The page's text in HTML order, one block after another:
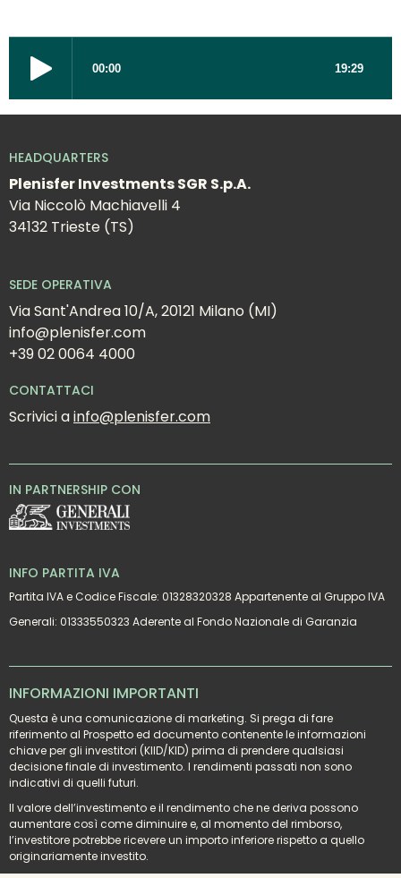
HEADQUARTERS
Plenisfer Investments SGR S.p.A.
Via Niccolò Machiavelli 4
34132 Trieste (TS)
SEDE OPERATIVA
Via Sant'Andrea 10/A, 20121 Milano (MI)
info@plenisfer.com
+39 02 0064 4000
CONTATTACI
Scrivici a info@plenisfer.com
IN PARTNERSHIP CON
INFO PARTITA IVA
Partita IVA e Codice Fiscale: 01328320328 Appartenente al Gruppo IVA
Generali: 01333550323 Aderente al Fondo Nazionale di Garanzia
INFORMAZIONI IMPORTANTI
Questa è una comunicazione di marketing. Si prega di fare
riferimento al Prospetto ed documento contenente le informazioni
chiave per gli investitori (KIID/KID) prima di prendere qualsiasi
decisione finale di investimento. I rendimenti passati non sono
indicativi di quelli futuri.
Il valore dell’investimento e il rendimento che ne deriva possono
aumentare così come diminuire e, al momento del rimborso,
l’investitore potrebbe ricevere un importo inferiore rispetto a quello
originariamente investito.